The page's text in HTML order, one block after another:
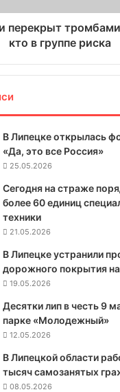
перекрыт
кто в группе риска
В Липецке открылась
«Да, это все Россия»
25.05.2026
Сегодня на страже
более 60 единиц
техники
21.05.2026
В Липецке устранили
дорожного покрытия
19.05.2026
Десятки лип в честь 9
парке «Молодежный»
12.05.2026
В Липецкой области
тысяч самозанятых
08.05.2026